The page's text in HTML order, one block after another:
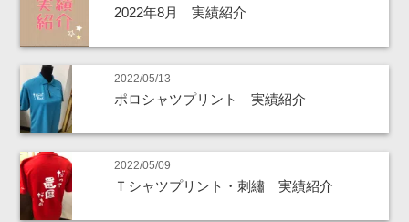
2022年8月 実績紹介
2022/05/13
ポロシャツプリント 実績紹介
2022/05/09
Ｔシャツプリント・刺繡 実績紹介